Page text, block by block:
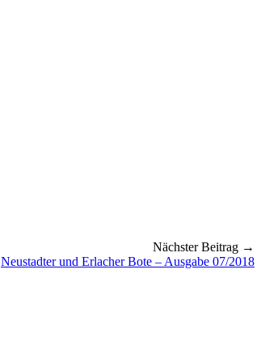
Nächster Beitrag →
Neustadter und Erlacher Bote – Ausgabe 07/2018